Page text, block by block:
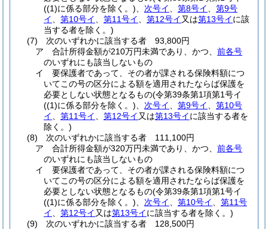
((1)に係る部分を除く。) 次号イ 第8号イ
第9号
イ
第10号イ 第11号イ 第12号イ 又は第13号イに該
当する者を除く。)
(7)
次のいずれかに該当する者 93,800円
ア
合計所得金額が210万円未満であり、かつ、 前各号
のいずれにも該当しないもの
イ
要保護者であって、その者が課される保険料額につ
いてこの号の区分による額を適用されたならば保護を
必要としない状態となるもの(令第39条第1項第1号イ
((1)に係る部分を除く。) 次号イ 第9号イ
第10号
イ
第11号イ 第12号イ 又は第13号イに該当する者を
除く。)
(8)
次のいずれかに該当する者 111,100円
ア
合計所得金額が320万円未満であり、かつ、 前各号
のいずれにも該当しないもの
イ
要保護者であって、その者が課される保険料額につ
いてこの号の区分による額を適用されたならば保護を
必要としない状態となるもの(令第39条第1項第1号イ
((1)に係る部分を除く。) 次号イ 第10号イ
第11号
イ
第12号イ 又は第13号イに該当する者を除く。)
(9)
次のいずれかに該当する者 128,500円